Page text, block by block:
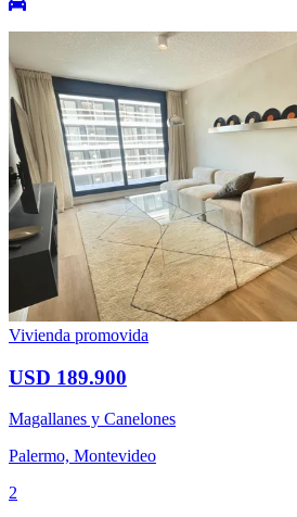
Vivienda promovida
USD 189.900
Magallanes y Canelones
Palermo, Montevideo
2